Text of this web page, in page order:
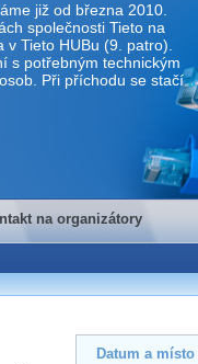
již od března 2010.
společnosti Tieto na
Tieto HUBu (9. patro).
s potřebným technickým
Při příchodu se stačí
organizátory této akce,
na e-mailu:
na organizátory
Datum a